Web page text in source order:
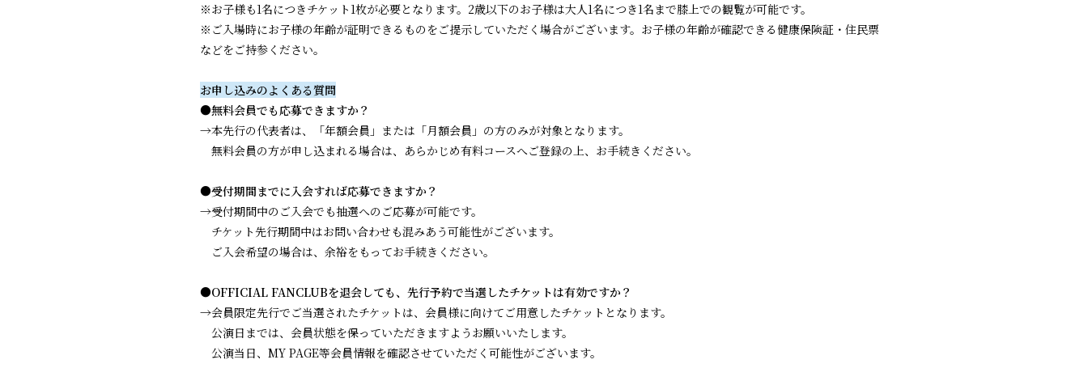
※お子様も1名につきチケット1枚が必要となります。2歳以下のお子様は大人1名につき1名まで膝上での観覧が可能です。
※ご入場時にお子様の年齢が証明できるものをご提示していただく場合がございます。お子様の年齢が確認できる健康保険証・住民票
などをご持参ください。
お申し込みのよくある質問
●無料会員でも応募できますか？
→本先行の代表者は、「年額会員」または「月額会員」の方のみが対象となります。
無料会員の方が申し込まれる場合は、あらかじめ有料コースへご登録の上、お手続きください。
●受付期間までに入会すれば応募できますか？
→受付期間中のご入会でも抽選へのご応募が可能です。
チケット先行期間中はお問い合わせも混みあう可能性がございます。
ご入会希望の場合は、余裕をもってお手続きください。
●OFFICIAL FANCLUBを退会しても、先行予約で当選したチケットは有効ですか？
→会員限定先行でご当選されたチケットは、会員様に向けてご用意したチケットとなります。
公演日までは、会員状態を保っていただきますようお願いいたします。
公演当日、MY PAGE等会員情報を確認させていただく可能性がございます。